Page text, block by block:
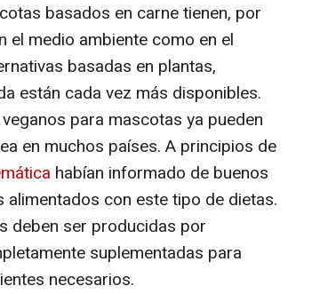
basados en carne tienen, por
medio ambiente como en el
basadas en plantas,
están cada vez más disponibles.
para mascotas ya pueden
en muchos países. A principios de
habían informado de buenos
con este tipo de dietas.
deben ser producidas por
suplementadas para
necesarios.